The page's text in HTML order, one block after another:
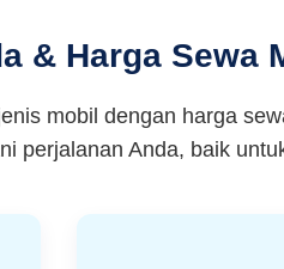
& Harga Sewa
mobil dengan harga
perjalanan Anda, baik